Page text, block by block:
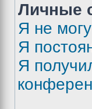
Личные
Я не
Я
Я